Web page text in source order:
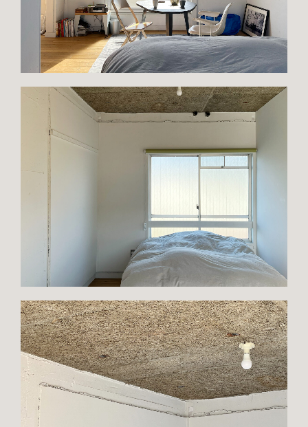
TOP
ABOUT